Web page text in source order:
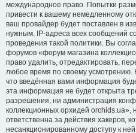
международное право. Попытки
привести к вашему немедленному
ваш провайдер будет поставлен в
нужным. IP-адреса всех сообщений
проведения такой политики. Вы
форумов «форум магазина
право удалить, отредактировать,
любое время по своему усмотрению.
что введённая вами информация
эта информация не будет открыта
разрешения, ни администрация
коллекционных орхидей orchids.ua»,
ответственна за действия хакеров,
несанкционированному доступу к